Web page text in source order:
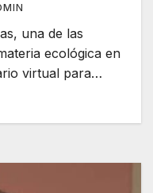
una de las
ecológica en
virtual para…